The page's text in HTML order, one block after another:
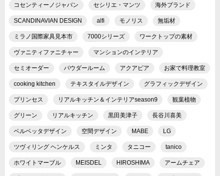
コセンティーノジャパン セシリエ・マンツ 海外ブランド
SCANDINAVIAN DESIGN alfi モノリス 無垢材
ミラノ国際家具見本市 7000シリーズ ワークトップの素材
ヴァニティファニチャー マンションのインテリア
セミオーダー パウダールーム アクアピア お家で料理教室
cooking kitchen テキスタイルデザイン グラフィックデザイン
プリンセス リアルキッチン＆インテリアseason9 観葉植物
グリーン リアルキッチン 黒田美津子 長谷川喜美
ベルベッタデザイン 空間デザイン MABE LG
ツヴィリング ヘンケルス ミンタ タニコー tanico
ホワイトマーブル MEISDEL HIROSHIMA アームチェア